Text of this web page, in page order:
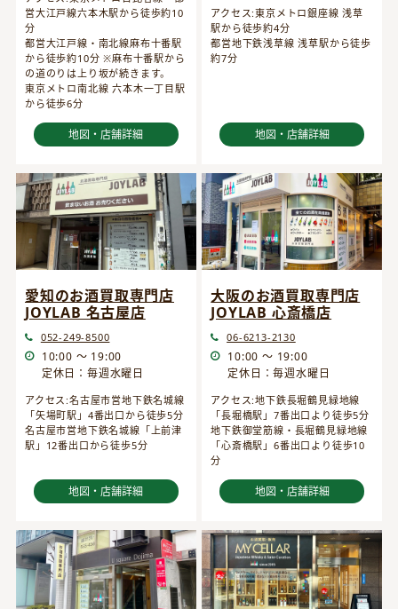
営大江戸線六本木駅から徒歩約10
分
都営大江戸線・南北線麻布十番駅
から徒歩約10分 ※麻布十番駅から
の道のりは上り坂が続きます。
東京メトロ南北線 六本木一丁目駅
から徒歩6分
地図・店舗詳細
アクセス:東京メトロ銀座線 浅草
駅から徒歩約4分
都営地下鉄浅草線 浅草駅から徒歩
約7分
地図・店舗詳細
愛知のお酒買取専門店
JOYLAB 名古屋店
052-249-8500
10:00 ～ 19:00
定休日：毎週水曜日
アクセス:名古屋市営地下鉄名城線
「矢場町駅」4番出口から徒歩5分
名古屋市営地下鉄名城線「上前津
駅」12番出口から徒歩5分
地図・店舗詳細
大阪のお酒買取専門店
JOYLAB 心斎橋店
06-6213-2130
10:00 ～ 19:00
定休日：毎週水曜日
アクセス:地下鉄長堀鶴見緑地線
「長堀橋駅」7番出口より徒歩5分
地下鉄御堂筋線・長堀鶴見緑地線
「心斎橋駅」6番出口より徒歩10
分
地図・店舗詳細